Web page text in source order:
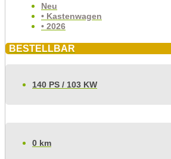
Neu
• Kastenwagen
• 2026
BESTELLBAR
140 PS / 103 KW
0 km